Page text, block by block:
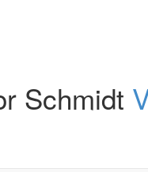
Schmidt